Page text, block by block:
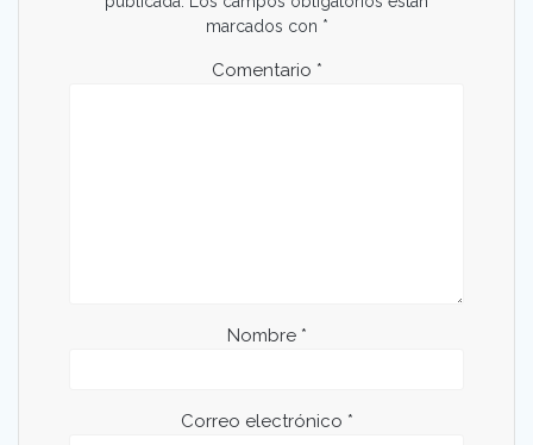
marcados con *
Comentario *
Nombre *
Correo electrónico *